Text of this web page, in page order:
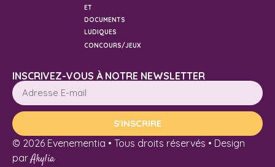
ET
DOCUMENTS
LUDIQUES
CONCOURS/JEUX
INSCRIVEZ-VOUS À NOTRE NEWSLETTER
S'INSCRIRE
© 2026 Evenementia • Tous droits réservés • Design
parAkylia